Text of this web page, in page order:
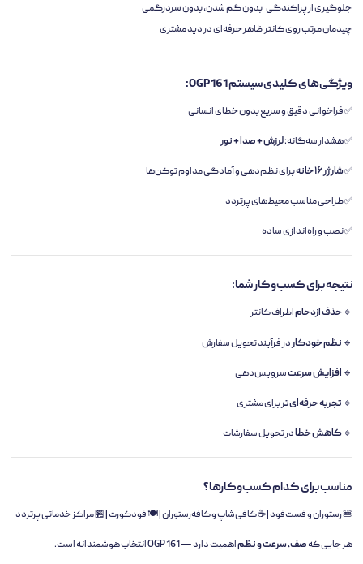
جلوگیری از پراکندگی بدون گم شدن، بدون سردرگمی
چیدمان مرتب روی کانترظاهر حرفه‌ای در دید مشتری
ویژگی‌های کلیدی سیستم OGP 161:
✅ فراخوانی دقیق و سریع بدون خطای انسانی
✅ هشدار سه‌گانه:لرزش + صدا + نور
✅شارژر ۱۶ خانه برای نظم‌دهی و آمادگی مداوم توکن‌ها
✅ طراحی مناسب محیط‌های پرتردد
✅ نصب و راه‌اندازی ساده
نتیجه برای کسب‌وکار شما:
🔹حذف ازدحاماطراف کانتر
🔹 نظم خودکاردر فرآیند تحویل سفارش
🔹 افزایش سرعتسرویس‌دهی
🔹 تجربه حرفه‌ای‌تربرای مشتری
🔹کاهش خطادر تحویل سفارشات
مناسب برای کدام کسب‌وکارها؟
🍔 رستوران و فست‌فود | ☕ کافی‌شاپ و کافه‌رستوران | 🍽️ فودکورت | 🏪 مراکز خدماتی پرتردد
هر جایی کهصف، سرعت و نظماهمیت دارد — OGP 161 انتخاب هوشمندانه است.